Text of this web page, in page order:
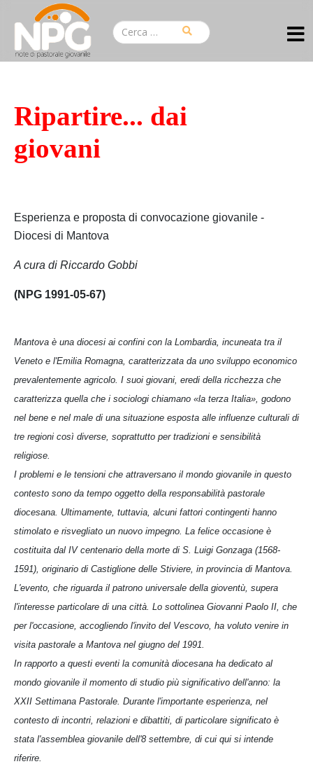
Ripartire... dai
giovani
Esperienza e proposta di convocazione giovanile -
Diocesi di Mantova
A cura di Riccardo Gobbi
(NPG 1991-05-67)
Mantova è una diocesi ai confini con la Lombardia, incuneata tra il
Veneto e l'Emilia Romagna, caratterizzata da uno sviluppo economico
prevalentemente agricolo. I suoi giovani, eredi della ricchezza che
caratterizza quella che i sociologi chiamano «la terza Italia», godono
nel bene e nel male di una situazione esposta alle influenze culturali di
tre regioni così diverse, soprattutto per tradizioni e sensibilità
religiose.
I problemi e le tensioni che attraversano il mondo giovanile in questo
contesto sono da tempo oggetto della responsabilità pastorale
diocesana. Ultimamente, tuttavia, alcuni fattori contingenti hanno
stimolato e risvegliato un nuovo impegno. La felice occasione è
costituita dal IV centenario della morte di S. Luigi Gonzaga (1568-
1591), originario di Castiglione delle Stiviere, in provincia di Mantova.
L'evento, che riguarda il patrono universale della gioventù, supera
l'interesse particolare di una città. Lo sottolinea Giovanni Paolo II, che
per l'occasione, accogliendo l'invito del Vescovo, ha voluto venire in
visita pastorale a Mantova nel giugno del 1991.
In rapporto a questi eventi la comunità diocesana ha dedicato al
mondo giovanile il momento di studio più significativo dell'anno: la
XXII Settimana Pastorale. Durante l'importante esperienza, nel
contesto di incontri, relazioni e dibattiti, di particolare significato è
stata l'assemblea giovanile dell'8 settembre, di cui qui si intende
riferire.